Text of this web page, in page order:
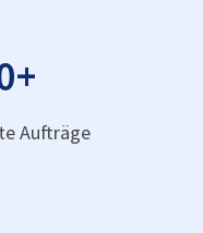
+
Aufträge